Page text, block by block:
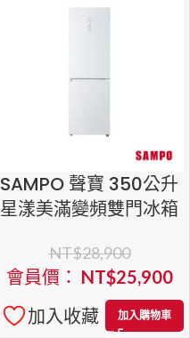
SAMPO 聲寶 350公升
星漾美滿變頻雙門冰箱
NT$28,900
會員價： NT$25,900
加入收藏
加入購物車